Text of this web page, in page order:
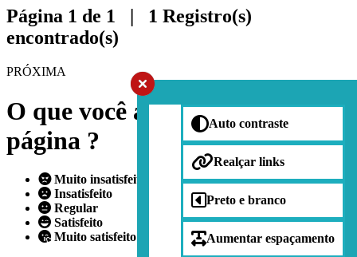
Auto contraste
Realçar links
Preto e branco
Aumentar espaçamento
Página 1 de 1 | 1 Registro(s)
encontrado(s)
PRÓXIMA
O que você achou da nossa
página ?
Muito insatisfeito
Insatisfeito
Regular
Satisfeito
Muito satisfeito